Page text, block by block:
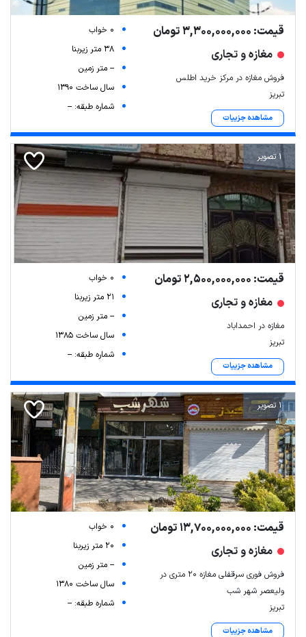
قیمت: 3,300,000,000 تومان
مغازه و تجاری
فروش مغازه در مرکز خرید اطلس
تبریز
مشاهده جزییات
0 خواب
38 متر زیربنا
-- متر زمین
سال ساخت 1390
شماره طبقه: --
1 تصویر
قیمت: 2,500,000,000 تومان
مغازه و تجاری
مغازه در احمداباد
تبریز
مشاهده جزییات
0 خواب
21 متر زیربنا
-- متر زمین
سال ساخت 1385
شماره طبقه: --
1 تصویر
قیمت: 13,700,000,000 تومان
مغازه و تجاری
فروش فوری سرقفلی مغازه ۲۰ متری در
ولیعصر شهر شب
تبریز
مشاهده جزییات
0 خواب
20 متر زیربنا
-- متر زمین
سال ساخت 1380
شماره طبقه: --